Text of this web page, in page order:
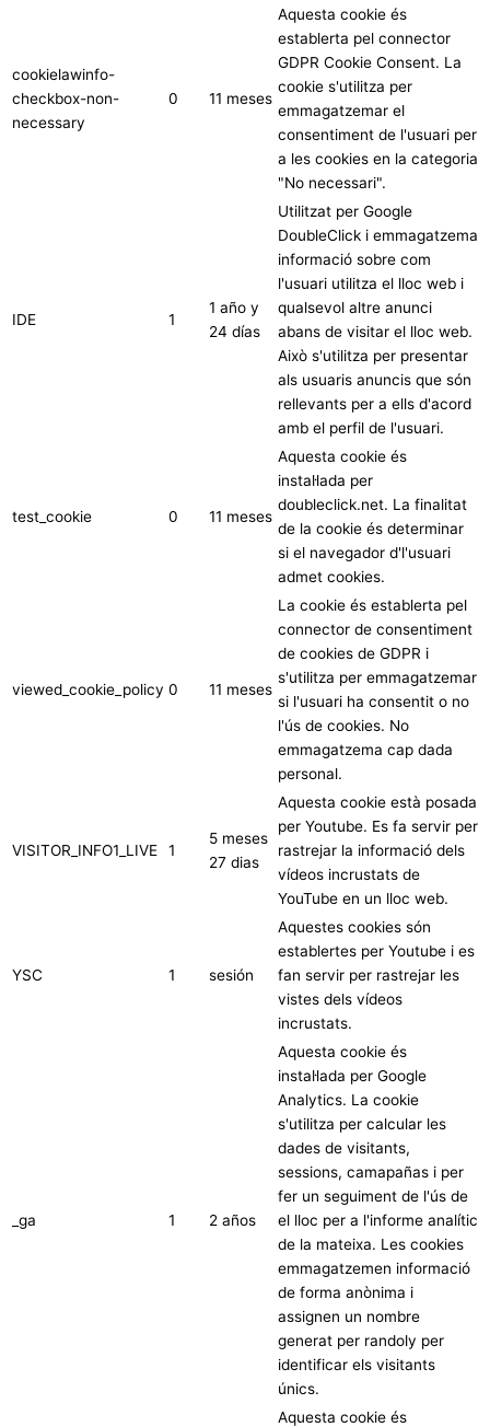
cookielawinfo-
checkbox-non-
necessary
0 11 meses
Aquesta cookie és
establerta pel connector
GDPR Cookie Consent. La
cookie s'utilitza per
emmagatzemar el
consentiment de l'usuari per
a les cookies en la categoria
"No necessari".
IDE 1
1 año y
24 días
Utilitzat per Google
DoubleClick i emmagatzema
informació sobre com
l'usuari utilitza el lloc web i
qualsevol altre anunci
abans de visitar el lloc web.
Això s'utilitza per presentar
als usuaris anuncis que són
rellevants per a ells d'acord
amb el perfil de l'usuari.
test_cookie 0 11 meses
Aquesta cookie és
instal·lada per
doubleclick.net. La finalitat
de la cookie és determinar
si el navegador d'l'usuari
admet cookies.
viewed_cookie_policy 0 11 meses
La cookie és establerta pel
connector de consentiment
de cookies de GDPR i
s'utilitza per emmagatzemar
si l'usuari ha consentit o no
l'ús de cookies. No
emmagatzema cap dada
personal.
VISITOR_INFO1_LIVE 1
5 meses
27 dias
Aquesta cookie està posada
per Youtube. Es fa servir per
rastrejar la informació dels
vídeos incrustats de
YouTube en un lloc web.
YSC 1 sesión
Aquestes cookies són
establertes per Youtube i es
fan servir per rastrejar les
vistes dels vídeos
incrustats.
_ga 1 2 años
Aquesta cookie és
instal·lada per Google
Analytics. La cookie
s'utilitza per calcular les
dades de visitants,
sessions, camapañas i per
fer un seguiment de l'ús de
el lloc per a l'informe analític
de la mateixa. Les cookies
emmagatzemen informació
de forma anònima i
assignen un nombre
generat per randoly per
identificar els visitants
únics.
Aquesta cookie és